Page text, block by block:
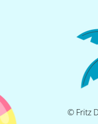
© Fritz